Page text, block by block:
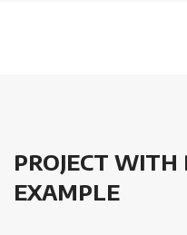
PROJECT WITH
EXAMPLE